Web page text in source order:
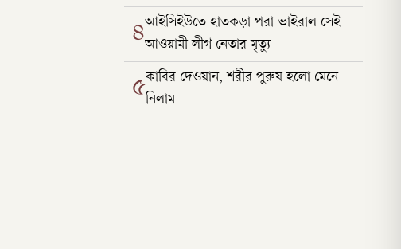
৪আইসিইউতে হাতকড়া পরা ভাইরাল সেই
আওয়ামী লীগ নেতার মৃত্যু
৫কাবির দেওয়ান, শরীর পুরুষ হলো মেনে
নিলাম